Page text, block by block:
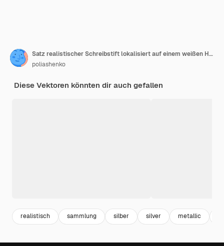
Satz realistischer Schreibstift lokalisiert auf einem weißen Hintergrund. 3D farbiges Schulbriefpapier. Vorlage von realistischen mehrfarbigen Kunststoffstiften in verschiedenen Winkeln.
poliashenko
Diese Vektoren könnten dir auch gefallen
realistisch sammlung silber silver metallic